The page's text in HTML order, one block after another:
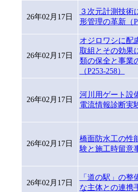
26年02月17日
３次元計測技術
形管理の革新（
26年02月17日
オジロワシに配
取組とその効果
類の保全と事業
（P253-258）
26年02月17日
河川用ゲート設
電流情報診断実
26年02月17日
橋面防水工の性
験と施工時留意
26年02月17日
「道の駅」の
な主体との連携